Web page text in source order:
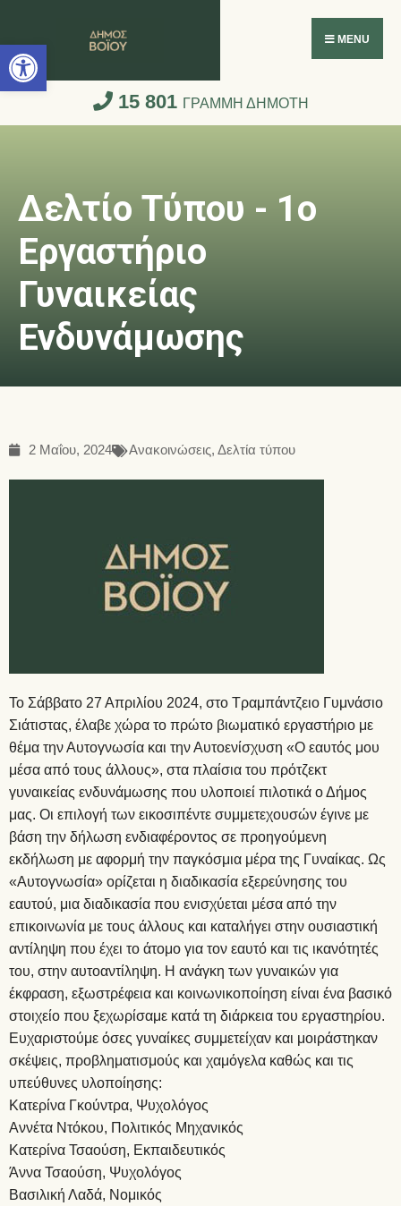
Ανοίξτε τη γραμμή εργαλείων
MENU
15 801 ΓΡΑΜΜΗ ΔΗΜΟΤΗ
Δελτίο Τύπου - 1ο
Εργαστήριο
Γυναικείας
Ενδυνάμωσης
2 Μαΐου, 2024 Ανακοινώσεις,Δελτία τύπου
Το Σάββατο 27 Απριλίου 2024, στο Τραμπάντζειο Γυμνάσιο
Σιάτιστας, έλαβε χώρα το πρώτο βιωματικό εργαστήριο με
θέμα την Αυτογνωσία και την Αυτοενίσχυση «Ο εαυτός μου
μέσα από τους άλλους», στα πλαίσια του πρότζεκτ
γυναικείας ενδυνάμωσης που υλοποιεί πιλοτικά ο Δήμος
μας. Οι επιλογή των εικοσιπέντε συμμετεχουσών έγινε με
βάση την δήλωση ενδιαφέροντος σε προηγούμενη
εκδήλωση με αφορμή την παγκόσμια μέρα της Γυναίκας. Ως
«Αυτογνωσία» ορίζεται η διαδικασία εξερεύνησης του
εαυτού, μια διαδικασία που ενισχύεται μέσα από την
επικοινωνία με τους άλλους και καταλήγει στην ουσιαστική
αντίληψη που έχει το άτομο για τον εαυτό και τις ικανότητές
του, στην αυτοαντίληψη. Η ανάγκη των γυναικών για
έκφραση, εξωστρέφεια και κοινωνικοποίηση είναι ένα βασικό
στοιχείο που ξεχωρίσαμε κατά τη διάρκεια του εργαστηρίου.
Ευχαριστούμε όσες γυναίκες συμμετείχαν και μοιράστηκαν
σκέψεις, προβληματισμούς και χαμόγελα καθώς και τις
υπεύθυνες υλοποίησης:
Κατερίνα Γκούντρα, Ψυχολόγος
Αννέτα Ντόκου, Πολιτικός Μηχανικός
Κατερίνα Τσαούση, Εκπαιδευτικός
Άννα Τσαούση, Ψυχολόγος
Βασιλική Λαδά, Νομικός